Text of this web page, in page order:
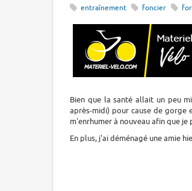
entraînement
foncier
Bien que la santé allait un peu
après-midi) pour cause de gorge
m'enrhumer à nouveau afin que
En plus, j'ai déménagé une amie